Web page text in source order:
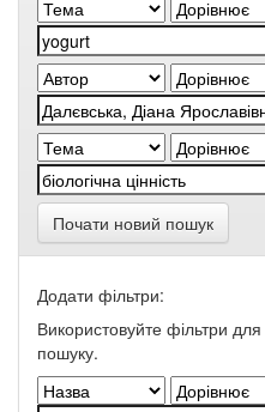
Почати новий пошук
Додати фільтри:
Використовуйте фільтри для
пошуку.